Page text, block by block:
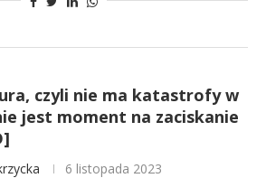
czyli nie ma katastrofy w
jest moment na zaciskanie
6 listopada 2023